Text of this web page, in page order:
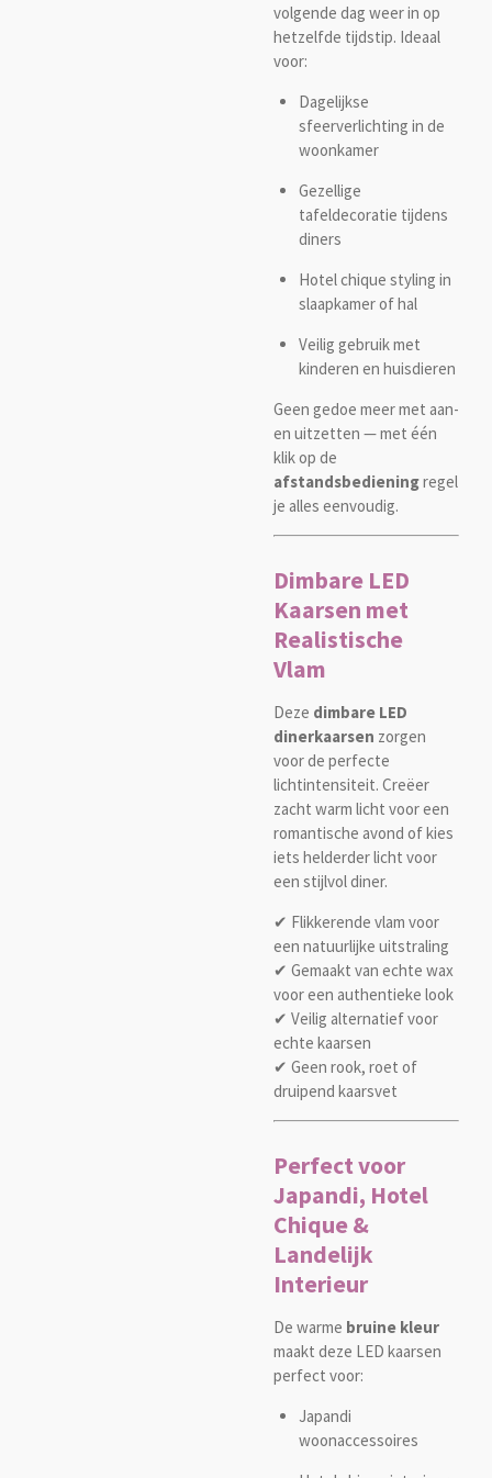
volgende dag weer in op
hetzelfde tijdstip. Ideaal
voor:
Dagelijkse
sfeerverlichting in de
woonkamer
Gezellige
tafeldecoratie tijdens
diners
Hotel chique styling in
slaapkamer of hal
Veilig gebruik met
kinderen en huisdieren
Geen gedoe meer met aan-
en uitzetten — met één
klik op de
afstandsbedieningregel
je alles eenvoudig.
Dimbare LED
Kaarsen met
Realistische
Vlam
Deze dimbare LED
dinerkaarsen zorgen
voor de perfecte
lichtintensiteit. Creëer
zacht warm licht voor een
romantische avond of kies
iets helderder licht voor
een stijlvol diner.
✔ Flikkerende vlam voor
een natuurlijke uitstraling
✔ Gemaakt van echte wax
voor een authentieke look
✔ Veilig alternatief voor
echte kaarsen
✔ Geen rook, roet of
druipend kaarsvet
Perfect voor
Japandi, Hotel
Chique &
Landelijk
Interieur
De warme bruine kleur
maakt deze LED kaarsen
perfect voor:
Japandi
woonaccessoires